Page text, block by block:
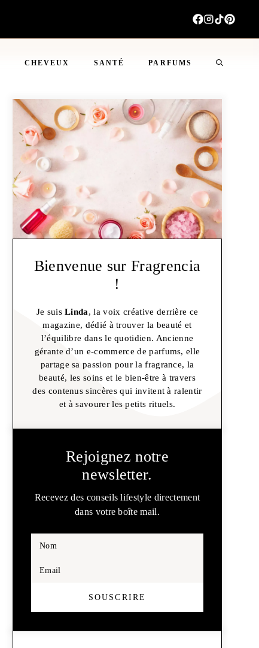
CHEVEUX SANTÉ PARFUMS
Bienvenue sur Fragrencia
!
Je suisLinda, la voix créative derrière ce
magazine, dédié à trouver la beauté et
l’équilibre dans le quotidien. Ancienne
gérante d’un e-commerce de parfums, elle
partage sa passion pour la fragrance, la
beauté, les soins et le bien-être à travers
des contenus sincères qui invitent à ralentir
et à savourer les petits rituels.
Rejoignez notre
newsletter.
Recevez des conseils lifestyle directement
dans votre boîte mail.
Nom
Email
SOUSCRIRE